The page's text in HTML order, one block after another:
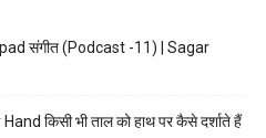
संगीत (Podcast -11) | Sagar
किसी भी ताल को हाथ पर कैसे दर्शाते हैं